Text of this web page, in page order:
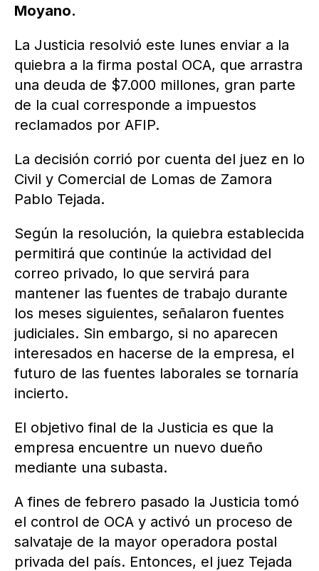
Moyano.
La Justicia resolvió este lunes enviar a la
quiebra a la firma postal OCA, que arrastra
una deuda de $7.000 millones, gran parte
de la cual corresponde a impuestos
reclamados por AFIP.
La decisión corrió por cuenta del juez en lo
Civil y Comercial de Lomas de Zamora
Pablo Tejada.
Según la resolución, la quiebra establecida
permitirá que continúe la actividad del
correo privado, lo que servirá para
mantener las fuentes de trabajo durante
los meses siguientes, señalaron fuentes
judiciales. Sin embargo, si no aparecen
interesados en hacerse de la empresa, el
futuro de las fuentes laborales se tornaría
incierto.
El objetivo final de la Justicia es que la
empresa encuentre un nuevo dueño
mediante una subasta.
A fines de febrero pasado la Justicia tomó
el control de OCA y activó un proceso de
salvataje de la mayor operadora postal
privada del país. Entonces, el juez Tejada